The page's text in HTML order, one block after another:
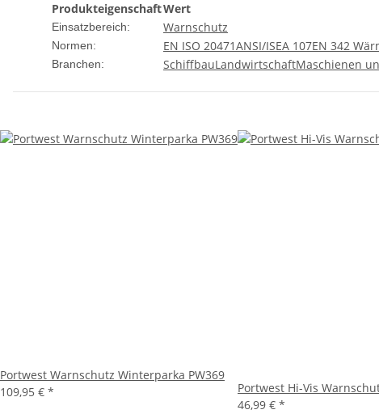
ProdukteigenschaftWert
Einsatzbereich: Warnschutz
Normen: EN ISO 20471ANSI/ISEA 107EN 342
Branchen: SchiffbauLandwirtschaftMaschienen
Portwest Warnschutz Winterparka PW369
109,95 € *
Portwest Hi-Vis
46,99 € *